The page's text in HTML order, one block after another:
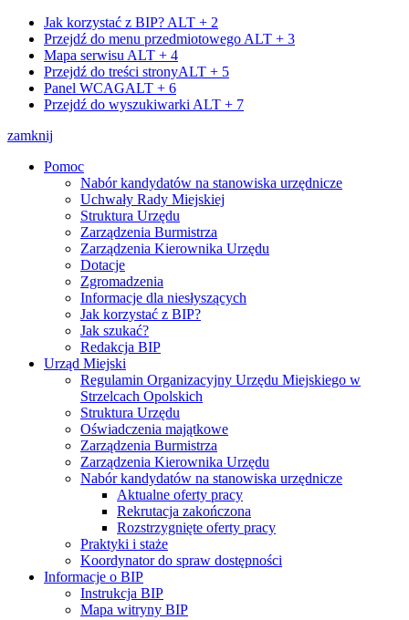
Jak korzystać z BIP? ALT + 2
Przejdź do menu przedmiotowego ALT + 3
Mapa serwisu ALT + 4
Przejdź do treści stronyALT + 5
Panel WCAGALT + 6
Przejdź do wyszukiwarki ALT + 7
zamknij
Pomoc
Nabór kandydatów na stanowiska urzędnicze
Uchwały Rady Miejskiej
Struktura Urzędu
Zarządzenia Burmistrza
Zarządzenia Kierownika Urzędu
Dotacje
Zgromadzenia
Informacje dla niesłyszących
Jak korzystać z BIP?
Jak szukać?
Redakcja BIP
Urząd Miejski
Regulamin Organizacyjny Urzędu Miejskiego w
Strzelcach Opolskich
Struktura Urzędu
Oświadczenia majątkowe
Zarządzenia Burmistrza
Zarządzenia Kierownika Urzędu
Nabór kandydatów na stanowiska urzędnicze
Aktualne oferty pracy
Rekrutacja zakończona
Rozstrzygnięte oferty pracy
Praktyki i staże
Koordynator do spraw dostępności
Informacje o BIP
Instrukcja BIP
Mapa witryny BIP